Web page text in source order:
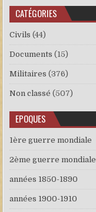
CATÉGORIES
Civils (44)
Documents (15)
Militaires (376)
Non classé (507)
EPOQUES
1ère guerre mondiale
2ème guerre mondiale
années 1850-1890
années 1900-1910